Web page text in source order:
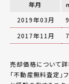
年月
2019年03月
2017年11月
売却価格について詳
「不動産無料査定 」